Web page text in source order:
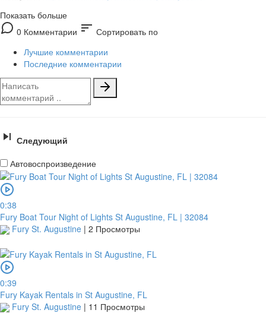
Показать больше
0 Комментарии sort Сортировать по
Лучшие комментарии
Последние комментарии
Следующий
Автовоспроизведение
0:38
Fury Boat Tour Night of Lights St Augustine, FL | 32084
Fury St. Augustine | 2 Просмотры
0:39
Fury Kayak Rentals in St Augustine, FL
Fury St. Augustine | 11 Просмотры